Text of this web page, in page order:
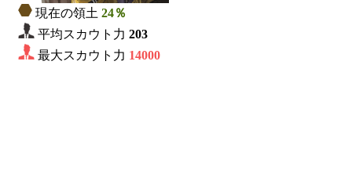
現在の領土 24％
平均スカウト力 203
最大スカウト力 14000